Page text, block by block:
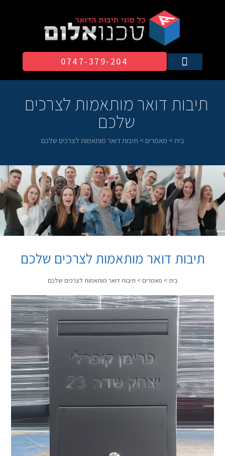
0747-379-204​
תיבות דואר מותאמות לצרכים
שלכם
בית> מאמרים > תיבות דואר מותאמות לצרכים שלכם
תיבות דואר מותאמות לצרכים שלכם
בית> מאמרים > תיבות דואר מותאמות לצרכים שלכם